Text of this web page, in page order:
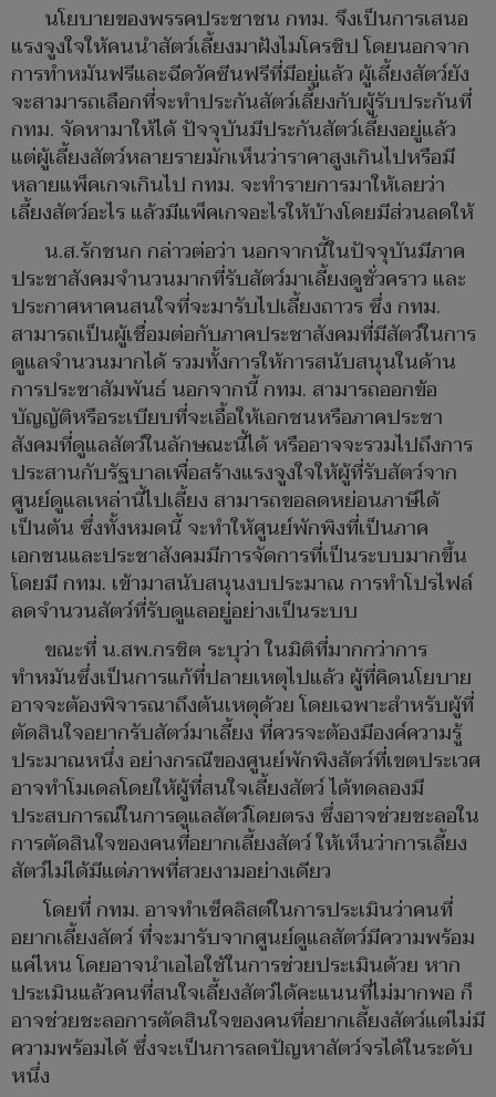
นโยบายของพรรคประชาชน กทม. จึงเป็นการเสนอ
แรงจูงใจให้คนนำสัตว์เลี้ยงมาฝังไมโครชิป โดยนอกจาก
การทำหมันฟรีและฉีดวัคซีนฟรีที่มีอยู่แล้ว ผู้เลี้ยงสัตว์ยัง
จะสามารถเลือกที่จะทำประกันสัตว์เลี้ยงกับผู้รับประกันที่
กทม. จัดหามาให้ได้ ปัจจุบันมีประกันสัตว์เลี้ยงอยู่แล้ว
แต่ผู้เลี้ยงสัตว์หลายรายมักเห็นว่าราคาสูงเกินไปหรือมี
หลายแพ็คเกจเกินไป กทม. จะทำรายการมาให้เลยว่า
เลี้ยงสัตว์อะไร แล้วมีแพ็คเกจอะไรให้บ้างโดยมีส่วนลดให้
น.ส.รักชนก กล่าวต่อว่า นอกจากนี้ในปัจจุบันมีภาค
ประชาสังคมจำนวนมากที่รับสัตว์มาเลี้ยงดูชั่วคราว และ
ประกาศหาคนสนใจที่จะมารับไปเลี้ยงถาวร ซึ่ง กทม.
สามารถเป็นผู้เชื่อมต่อกับภาคประชาสังคมที่มีสัตว์ในการ
ดูแลจำนวนมากได้ รวมทั้งการให้การสนับสนุนในด้าน
การประชาสัมพันธ์ นอกจากนี้ กทม. สามารถออกข้อ
บัญญัติหรือระเบียบที่จะเอื้อให้เอกชนหรือภาคประชา
สังคมที่ดูแลสัตว์ในลักษณะนี้ได้ หรืออาจจะรวมไปถึงการ
ประสานกับรัฐบาลเพื่อสร้างแรงจูงใจให้ผู้ที่รับสัตว์จาก
ศูนย์ดูแลเหล่านี้ไปเลี้ยง สามารถขอลดหย่อนภาษีได้
เป็นต้น ซึ่งทั้งหมดนี้ จะทำให้ศูนย์พักพิงที่เป็นภาค
เอกชนและประชาสังคมมีการจัดการที่เป็นระบบมากขึ้น
โดยมี กทม. เข้ามาสนับสนุนงบประมาณ การทำโปรไฟล์
ลดจำนวนสัตว์ที่รับดูแลอยู่อย่างเป็นระบบ
ขณะที่ น.สพ.กรชิต ระบุว่า ในมิติที่มากกว่าการ
ทำหมันซึ่งเป็นการแก้ที่ปลายเหตุไปแล้ว ผู้ที่คิดนโยบาย
อาจจะต้องพิจารณาถึงต้นเหตุด้วย โดยเฉพาะสำหรับผู้ที่
ตัดสินใจอยากรับสัตว์มาเลี้ยง ที่ควรจะต้องมีองค์ความรู้
ประมาณหนึ่ง อย่างกรณีของศูนย์พักพิงสัตว์ที่เขตประเวศ
อาจทำโมเดลโดยให้ผู้ที่สนใจเลี้ยงสัตว์ ได้ทดลองมี
ประสบการณ์ในการดูแลสัตว์โดยตรง ซึ่งอาจช่วยชะลอใน
การตัดสินใจของคนที่อยากเลี้ยงสัตว์ ให้เห็นว่าการเลี้ยง
สัตว์ไม่ได้มีแต่ภาพที่สวยงามอย่างเดียว
โดยที่ กทม. อาจทำเช็คลิสต์ในการประเมินว่าคนที่
อยากเลี้ยงสัตว์ ที่จะมารับจากศูนย์ดูแลสัตว์มีความพร้อม
แค่ไหน โดยอาจนำเอไอใช้ในการช่วยประเมินด้วย หาก
ประเมินแล้วคนที่สนใจเลี้ยงสัตว์ได้คะแนนที่ไม่มากพอ ก็
อาจช่วยชะลอการตัดสินใจของคนที่อยากเลี้ยงสัตว์แต่ไม่มี
ความพร้อมได้ ซึ่งจะเป็นการลดปัญหาสัตว์จรได้ในระดับ
หนึ่ง